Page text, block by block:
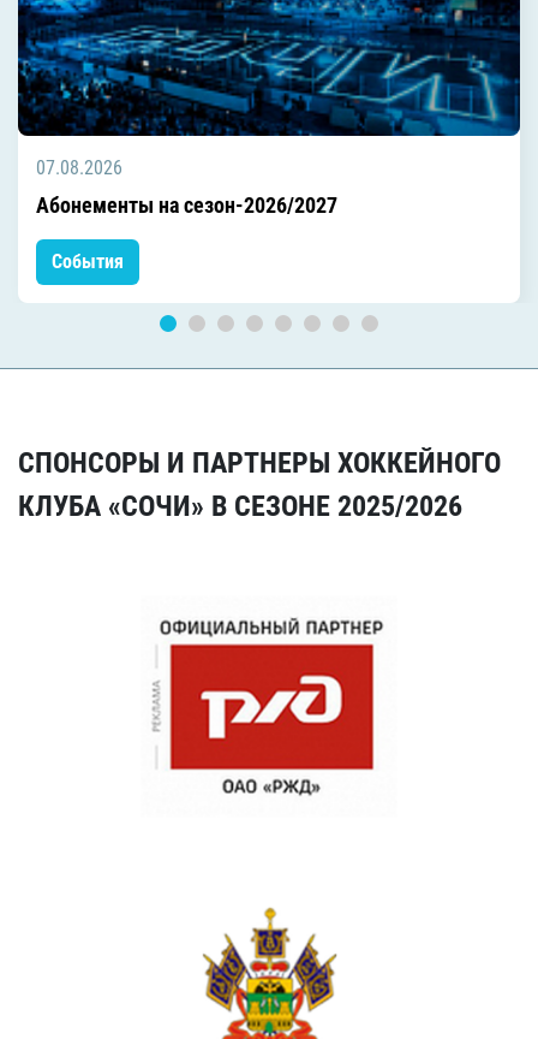
07.08.2026
Абонементы на сезон-2026/2027
События
СПОНСОРЫ И ПАРТНЕРЫ ХОККЕЙНОГО
КЛУБА «СОЧИ» В СЕЗОНЕ 2025/2026